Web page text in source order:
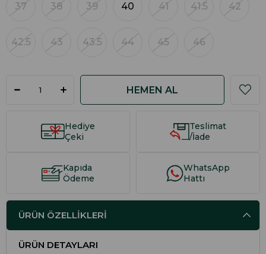
37 38 39 40 41 41.5 42
42.5 43 43.5 44 45 46
Hediye
Çeki
Teslimat
/İade
Kapıda
Ödeme
WhatsApp
Hattı
ÜRÜN ÖZELLIKLERI
ÜRÜN DETAYLARI